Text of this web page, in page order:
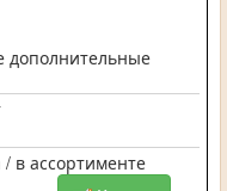
дополнительные
в ассортименте